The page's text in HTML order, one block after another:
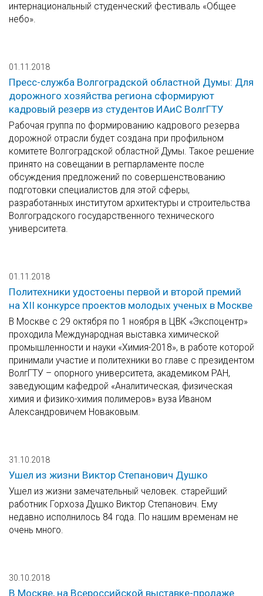
интернациональный студенческий фестиваль «Общее
небо».
01.11.2018
Пресс-служба Волгоградской областной Думы: Для
дорожного хозяйства региона сформируют
кадровый резерв из студентов ИАиС ВолгГТУ
Рабочая группа по формированию кадрового резерва
дорожной отрасли будет создана при профильном
комитете Волгоградской областной Думы. Такое решение
принято на совещании в регпарламенте после
обсуждения предложений по совершенствованию
подготовки специалистов для этой сферы,
разработанных институтом архитектуры и строительства
Волгоградского государственного технического
университета.
01.11.2018
Политехники удостоены первой и второй премий
на XII конкурсе проектов молодых ученых в Москве
В Москве с 29 октября по 1 ноября в ЦВК «Экспоцентр»
проходила Международная выставка химической
промышленности и науки «Химия-2018», в работе которой
принимали участие и политехники во главе с президентом
ВолгГТУ – опорного университета, академиком РАН,
заведующим кафедрой «Аналитическая, физическая
химия и физико-химия полимеров» вуза Иваном
Александровичем Новаковым.
31.10.2018
Ушел из жизни Виктор Степанович Душко
Ушел из жизни замечательный человек. старейший
работник Горхоза Душко Виктор Степанович. Ему
недавно исполнилось 84 года. По нашим временам не
очень много.
30.10.2018
В Москве, на Всероссийской выставке-продаже